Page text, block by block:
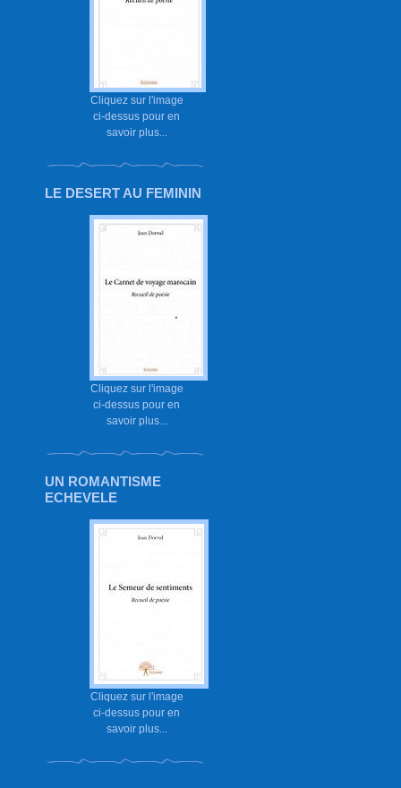
Cliquez sur l'image
ci-dessus pour en
savoir plus...
LE DESERT AU FEMININ
Cliquez sur l'image
ci-dessus pour en
savoir plus...
UN ROMANTISME
ECHEVELE
Cliquez sur l'image
ci-dessus pour en
savoir plus...